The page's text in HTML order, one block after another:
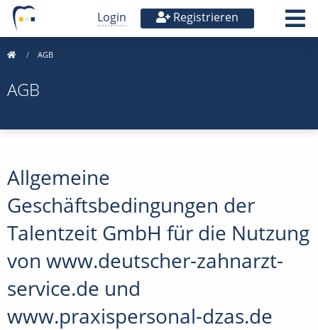
Login Registrieren
AGB
AGB
Allgemeine
Geschäftsbedingungen der
Talentzeit GmbH für die Nutzung
von www.deutscher-zahnarzt-
service.de und
www.praxispersonal-dzas.de